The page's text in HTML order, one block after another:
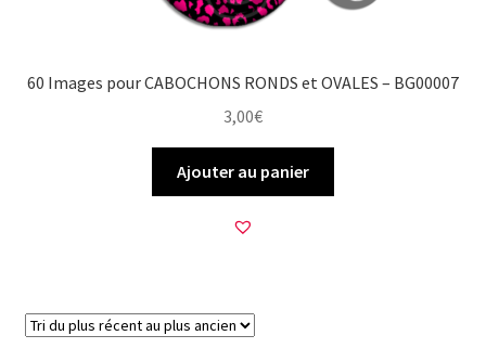
60 Images pour CABOCHONS RONDS et OVALES – BG00007
3,00€
Ajouter au panier